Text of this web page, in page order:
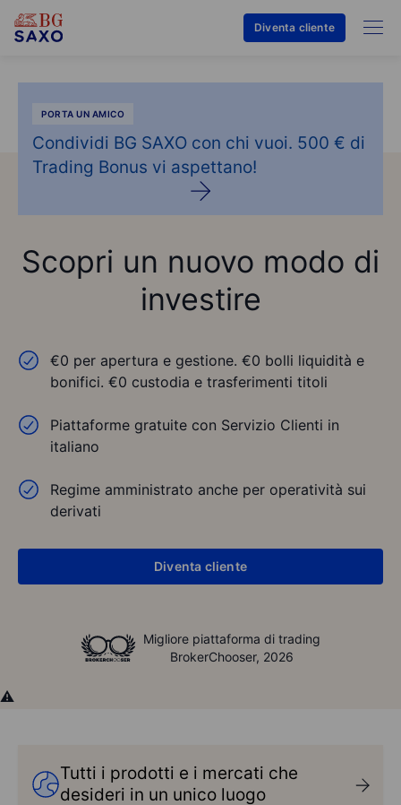
Diventa cliente
PORTA UN AMICO
Condividi BG SAXO con chi vuoi. 500 € di
Trading Bonus vi aspettano!
Scopri un nuovo modo di
investire
€0 per apertura e gestione. €0 bolli liquidità e
bonifici. €0 custodia e trasferimenti titoli
Piattaforme gratuite con Servizio Clienti in
italiano
Regime amministrato anche per operatività sui
derivati
Diventa cliente
Migliore piattaforma di trading
BrokerChooser, 2026
Tutti i prodotti e i mercati che
desideri in un unico luogo